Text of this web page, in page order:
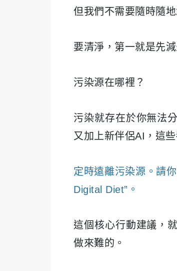
但我們不需要隨時隨
要清淨，第一就是先減
污染源在哪裡？
污染就存在於你無法
又加上新伴侶AI，這
定時遠離污染源。請
Digital Diet”。
這個核心行動建議，
做來難的。